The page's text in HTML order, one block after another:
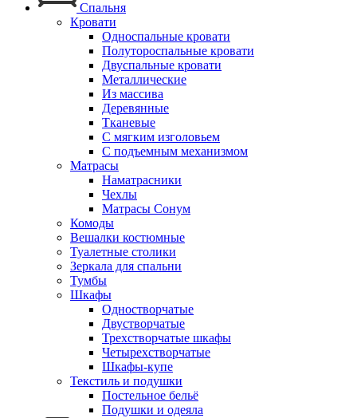
Спальня
Кровати
Односпальные кровати
Полутороспальные кровати
Двуспальные кровати
Металлические
Из массива
Деревянные
Тканевые
С мягким изголовьем
С подъемным механизмом
Матрасы
Наматрасники
Чехлы
Матрасы Сонум
Комоды
Вешалки костюмные
Туалетные столики
Зеркала для спальни
Тумбы
Шкафы
Одностворчатые
Двустворчатые
Трехстворчатые шкафы
Четырехстворчатые
Шкафы-купе
Текстиль и подушки
Постельное бельё
Подушки и одеяла